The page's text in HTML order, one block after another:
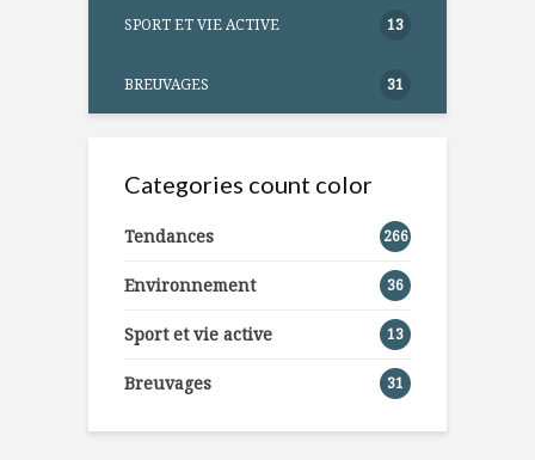
SPORT ET VIE ACTIVE 13
BREUVAGES 31
Categories count color
Tendances 266
Environnement 36
Sport et vie active 13
Breuvages 31